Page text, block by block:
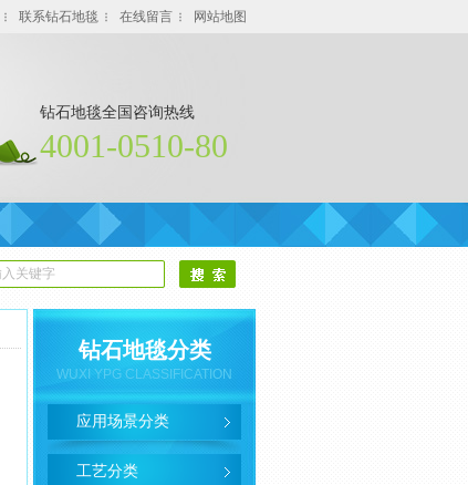
联系钻石地毯 在线留言 网站地图
钻石地毯全国咨询热线
4001-0510-80
钻石地毯分类
WUXI YPG CLASSIFICATION
应用场景分类
工艺分类